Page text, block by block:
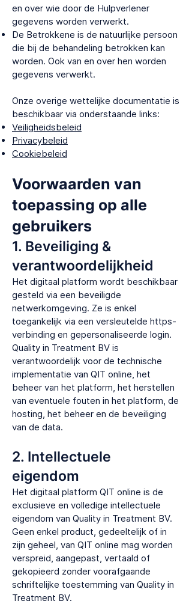
en over wie door de Hulpverlener
gegevens worden verwerkt.
De Betrokkene is de natuurlijke persoon
die bij de behandeling betrokken kan
worden. Ook van en over hen worden
gegevens verwerkt.
Onze overige wettelijke documentatie is
beschikbaar via onderstaande links:
Veiligheidsbeleid
Privacybeleid
Cookiebeleid
Voorwaarden van
toepassing op alle
gebruikers
1. Beveiliging &
verantwoordelijkheid
Het digitaal platform wordt beschikbaar
gesteld via een beveiligde
netwerkomgeving. Ze is enkel
toegankelijk via een versleutelde https-
verbinding en gepersonaliseerde login.
Quality in Treatment BV is
verantwoordelijk voor de technische
implementatie van QIT online, het
beheer van het platform, het herstellen
van eventuele fouten in het platform, de
hosting, het beheer en de beveiliging
van de data.
2. Intellectuele
eigendom
​Het digitaal platform QIT online is de
exclusieve en volledige intellectuele
eigendom van Quality in Treatment BV.
Geen enkel product, gedeeltelijk of in
zijn geheel, van QIT online mag worden
verspreid, aangepast, vertaald of
gekopieerd zonder voorafgaande
schriftelijke toestemming van Quality in
Treatment BV.